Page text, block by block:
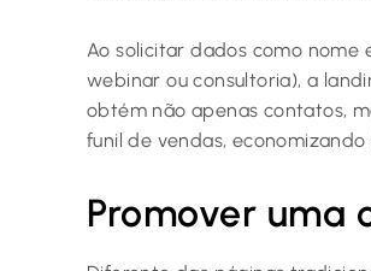
Ao solicitar dados como nome
webinar ou consultoria), a
obtém não apenas contatos,
funil de vendas,
Promover uma